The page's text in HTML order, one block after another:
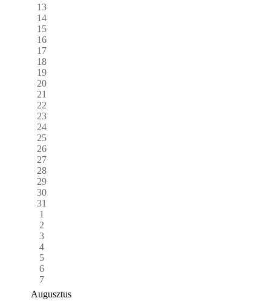
13
14
15
16
17
18
19
20
21
22
23
24
25
26
27
28
29
30
31
1
2
3
4
5
6
7
Augusztus